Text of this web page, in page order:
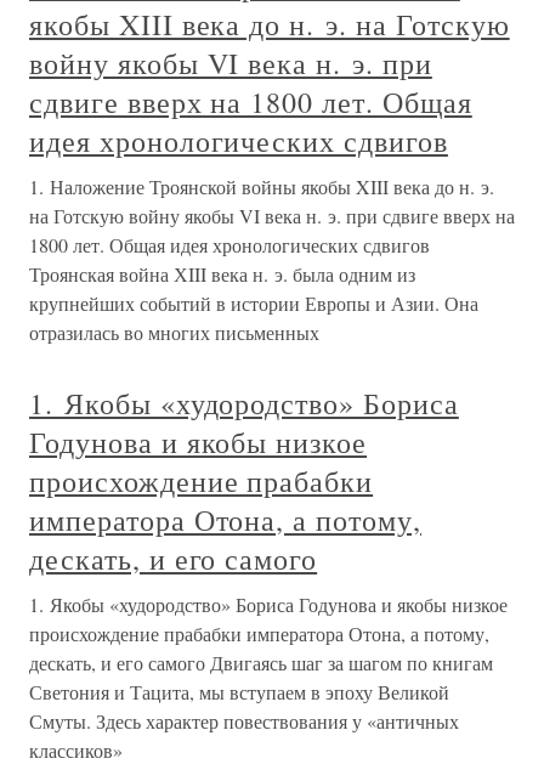
якобы XIII века до н. э. на Готскую
войну якобы VI века н. э. при
сдвиге вверх на 1800 лет. Общая
идея хронологических сдвигов
1. Наложение Троянской войны якобы XIII века до н. э.
на Готскую войну якобы VI века н. э. при сдвиге вверх на
1800 лет. Общая идея хронологических сдвигов
Троянская война ХIII века н. э. была одним из
крупнейших событий в истории Европы и Азии. Она
отразилась во многих письменных
1. Якобы «худородство» Бориса
Годунова и якобы низкое
происхождение прабабки
императора Отона, а потому,
дескать, и его самого
1. Якобы «худородство» Бориса Годунова и якобы низкое
происхождение прабабки императора Отона, а потому,
дескать, и его самого Двигаясь шаг за шагом по книгам
Светония и Тацита, мы вступаем в эпоху Великой
Смуты. Здесь характер повествования у «античных
классиков»